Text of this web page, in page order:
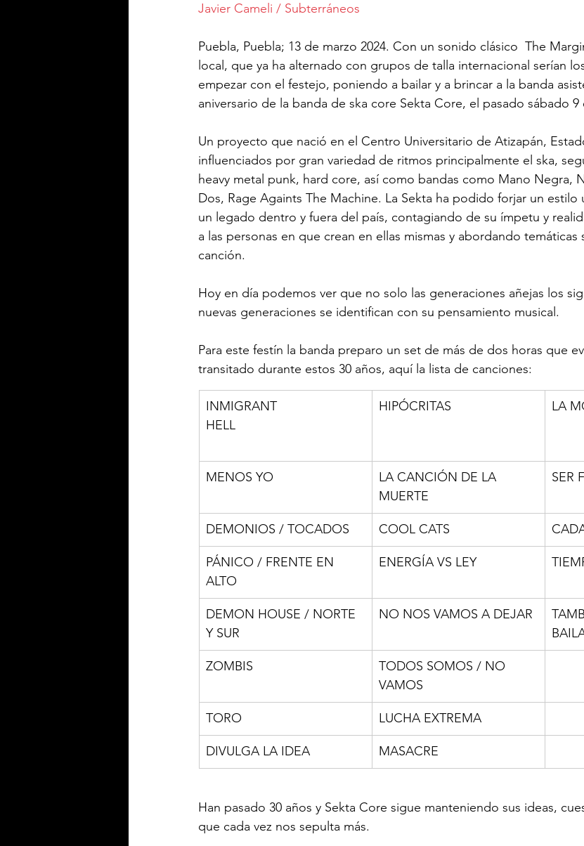
Javier Cameli / Subterráneos
Puebla, Puebla; 13 de marzo 2024. Con un sonido clásico  The
local, que ya ha alternado con grupos de talla internacional serían
empezar con el festejo, poniendo a bailar y a brincar a la banda
aniversario de la banda de ska core Sekta Core, el pasado sábado 9
Un proyecto que nació en el Centro Universitario de Atizapán,
influenciados por gran variedad de ritmos principalmente el ska,
heavy metal punk, hard core, así como bandas como Mano Negra,
Dos, Rage Againts The Machine. La Sekta ha podido forjar un
un legado dentro y fuera del país, contagiando de su ímpetu y
a las personas en que crean en ellas mismas y abordando temáticas
canción.
Hoy en día podemos ver que no solo las generaciones añejas los
nuevas generaciones se identifican con su pensamiento musical.
Para este festín la banda preparo un set de más de dos horas que
transitado durante estos 30 años, aquí la lista de canciones:
INMIGRANT
HELL
HIPÓCRITAS LA
MENOS YO
LA CANCIÓN DE LA
MUERTE
SER
DEMONIOS / TOCADOS COOL CATS
PÁNICO / FRENTE EN
ALTO
ENERGÍA VS LEY
DEMON HOUSE / NORTE
Y SUR
NO NOS VAMOS A DEJAR
ZOMBIS
TODOS SOMOS / NO
VAMOS
TORO LUCHA EXTREMA
DIVULGA LA IDEA MASACRE
Han pasado 30 años y Sekta Core sigue manteniendo sus ideas,
que cada vez nos sepulta más.